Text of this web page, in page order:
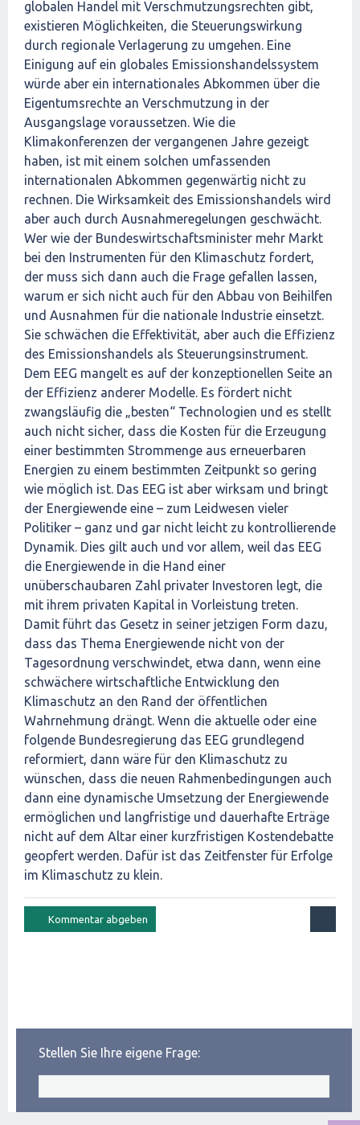
globalen Handel mit Verschmutzungsrechten gibt,
existieren Möglichkeiten, die Steuerungswirkung
durch regionale Verlagerung zu umgehen. Eine
Einigung auf ein globales Emissionshandelssystem
würde aber ein internationales Abkommen über die
Eigentumsrechte an Verschmutzung in der
Ausgangslage voraussetzen. Wie die
Klimakonferenzen der vergangenen Jahre gezeigt
haben, ist mit einem solchen umfassenden
internationalen Abkommen gegenwärtig nicht zu
rechnen. Die Wirksamkeit des Emissionshandels wird
aber auch durch Ausnahmeregelungen geschwächt.
Wer wie der Bundeswirtschaftsminister mehr Markt
bei den Instrumenten für den Klimaschutz fordert,
der muss sich dann auch die Frage gefallen lassen,
warum er sich nicht auch für den Abbau von Beihilfen
und Ausnahmen für die nationale Industrie einsetzt.
Sie schwächen die Effektivität, aber auch die Effizienz
des Emissionshandels als Steuerungsinstrument.
Dem EEG mangelt es auf der konzeptionellen Seite an
der Effizienz anderer Modelle. Es fördert nicht
zwangsläufig die „besten“ Technologien und es stellt
auch nicht sicher, dass die Kosten für die Erzeugung
einer bestimmten Strommenge aus erneuerbaren
Energien zu einem bestimmten Zeitpunkt so gering
wie möglich ist. Das EEG ist aber wirksam und bringt
der Energiewende eine – zum Leidwesen vieler
Politiker – ganz und gar nicht leicht zu kontrollierende
Dynamik. Dies gilt auch und vor allem, weil das EEG
die Energiewende in die Hand einer
unüberschaubaren Zahl privater Investoren legt, die
mit ihrem privaten Kapital in Vorleistung treten.
Damit führt das Gesetz in seiner jetzigen Form dazu,
dass das Thema Energiewende nicht von der
Tagesordnung verschwindet, etwa dann, wenn eine
schwächere wirtschaftliche Entwicklung den
Klimaschutz an den Rand der öffentlichen
Wahrnehmung drängt. Wenn die aktuelle oder eine
folgende Bundesregierung das EEG grundlegend
reformiert, dann wäre für den Klimaschutz zu
wünschen, dass die neuen Rahmenbedingungen auch
dann eine dynamische Umsetzung der Energiewende
ermöglichen und langfristige und dauerhafte Erträge
nicht auf dem Altar einer kurzfristigen Kostendebatte
geopfert werden. Dafür ist das Zeitfenster für Erfolge
im Klimaschutz zu klein.
Stellen Sie Ihre eigene Frage: